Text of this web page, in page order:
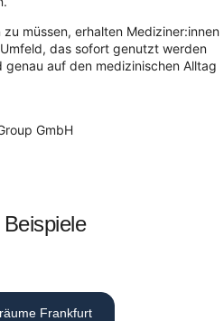
müssen, erhalten Mediziner:innen
das sofort genutzt werden
auf den medizinischen Alltag
GmbH
Frankfurt